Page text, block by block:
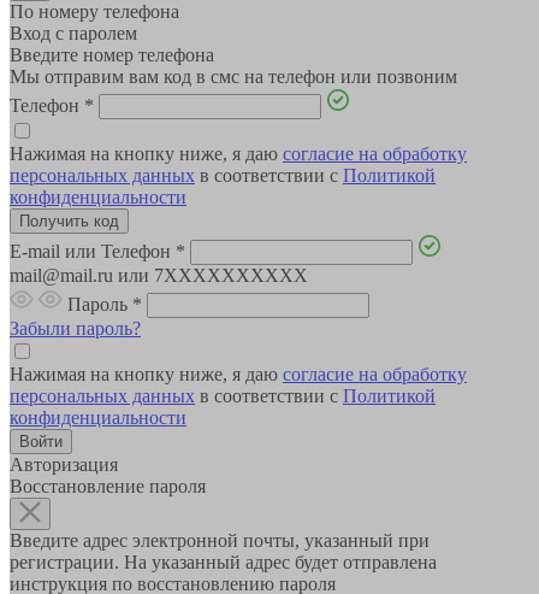
По номеру телефона
Вход с паролем
Введите номер телефона
Мы отправим вам код в смс на телефон или позвоним
Телефон *
Нажимая на кнопку ниже, я даю согласие на обработку
персональных данных в соответствии с Политикой
конфиденциальности
E-mail или Телефон *
mail@mail.ru или 7XXXXXXXXXX
Пароль *
Забыли пароль?
Нажимая на кнопку ниже, я даю согласие на обработку
персональных данных в соответствии с Политикой
конфиденциальности
Авторизация
Восстановление пароля
Введите адрес электронной почты, указанный при
регистрации. На указанный адрес будет отправлена
инструкция по восстановлению пароля